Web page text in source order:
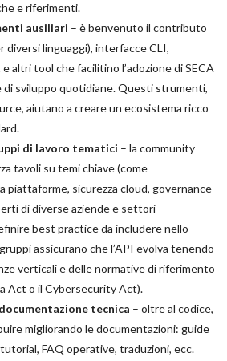
e riferimenti.
ausiliari – è benvenuto il contributo
diversi linguaggi), interfacce CLI,
altri tool che facilitino l’adozione di SECA
di sviluppo quotidiane. Questi strumenti,
aiutano a creare un ecosistema ricco
di lavoro tematici – la community
tavoli su temi chiave (come
piattaforme, sicurezza cloud, governance
di diverse aziende e settori
best practice da includere nello
assicurano che l’API evolva tenendo
verticali e delle normative di riferimento
Act o il Cybersecurity Act).
tecnica – oltre al codice,
migliorando le documentazioni: guide
tutorial, FAQ operative, traduzioni, ecc.